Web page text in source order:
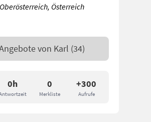
0h 0
Merkliste
+300
Aufrufe
Oberösterreich, Österreich
von Karl (34)